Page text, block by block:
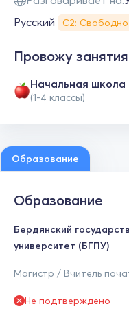
Русский С2: Свободно
Провожу
Начальная школа
(1-4 классы)
Образование
Образование
Бердянский
университет (БГПУ)
Магистр / Вчитель
Не подтверждено